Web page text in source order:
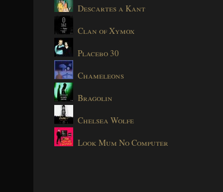
Descartes a Kant
Clan of Xymox
Placebo 30
Chameleons
Bragolin
Chelsea Wolfe
Look Mum No Computer